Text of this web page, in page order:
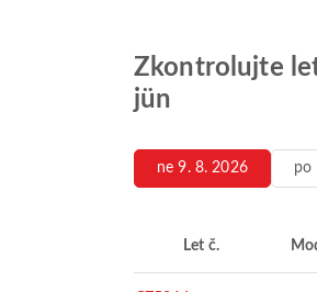
Zkontrolujte
jün
ne 9. 8. 2026 po
Let č.